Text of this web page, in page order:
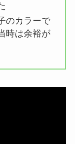
のカラーで
時は余裕が